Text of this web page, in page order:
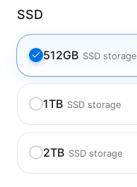
SSD
512GB SSD storage
1TB SSD storage
2TB SSD storage